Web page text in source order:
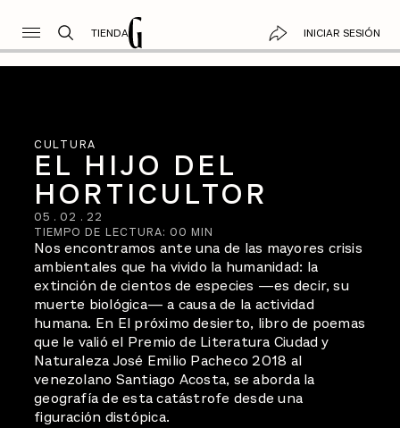
TIENDA INICIAR SESIÓN
CULTURA
EL HIJO DEL
HORTICULTOR
05 . 02 . 22
TIEMPO DE LECTURA: 00 MIN
Nos encontramos ante una de las mayores crisis
ambientales que ha vivido la humanidad: la
extinción de cientos de especies —es decir, su
muerte biológica— a causa de la actividad
humana. En El próximo desierto, libro de poemas
que le valió el Premio de Literatura Ciudad y
Naturaleza José Emilio Pacheco 2018 al
venezolano Santiago Acosta, se aborda la
geografía de esta catástrofe desde una
figuración distópica.